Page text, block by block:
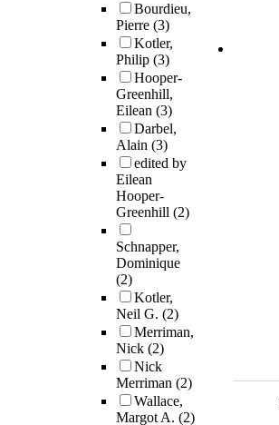
Bourdieu,
Pierre (3)
Kotler,
Philip (3)
Hooper-
Greenhill,
Eilean (3)
Darbel,
Alain (3)
edited by
Eilean
Hooper-
Greenhill (2)
Schnapper,
Dominique
(2)
Kotler,
Neil G. (2)
Merriman,
Nick (2)
Nick
Merriman (2)
Wallace,
Margot A. (2)